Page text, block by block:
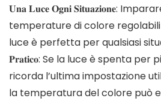
𝐔𝐧𝐚 𝐋𝐮𝐜𝐞 𝐎𝐠𝐧𝐢 𝐒𝐢𝐭𝐮𝐚𝐳𝐢𝐨𝐧𝐞:
temperature di colore
luce è perfetta per qualsiasi
𝐏𝐫𝐚𝐭𝐢𝐜𝐨: Se la luce è spenta per
ricorda l’ultima impostazione
la temperatura del colore può